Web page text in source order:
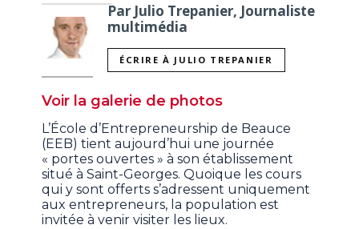
Par Julio Trepanier, Journaliste
multimédia
ÉCRIRE À JULIO TREPANIER
Voir la galerie de photos
L’École d’Entrepreneurship de Beauce
(EEB) tient aujourd’hui une journée
« portes ouvertes » à son établissement
situé à Saint-Georges. Quoique les cours
qui y sont offerts s’adressent uniquement
aux entrepreneurs, la population est
invitée à venir visiter les lieux.